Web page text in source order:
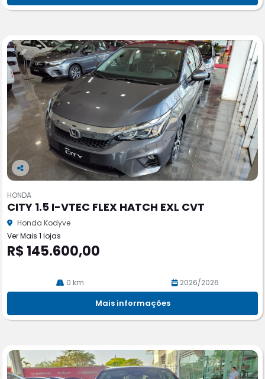
Co
pa
rtil
he
HONDA
CITY 1.5 I-VTEC FLEX HATCH EXL CVT
Honda Kodyve
Ver Mais 1 lojas
R$ 145.600,00
0 km 2026/2026
Mais informações